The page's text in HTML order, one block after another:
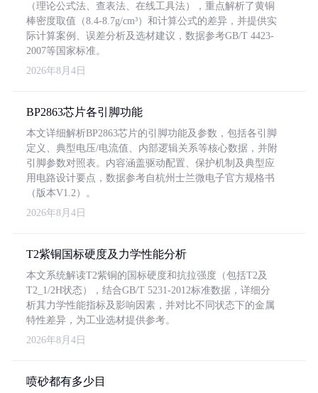
（理论公式法、查表法、在线工具法），重点解析了黄铜
棒密度取值（8.4-8.7g/cm³）和计算公式的差异，并提供实
际计算案例、误差分析及选材建议，数据参考GB/T 4423-
2007等国家标准。
2026年8月4日
BP2863芯片各引脚功能
本文详细解析BP2863芯片的引脚功能及参数，包括各引脚
定义、典型电压/电流值、内部逻辑关系等核心数据，并附
引脚参数对照表。内容涵盖驱动配置、保护机制及典型应
用电路设计要点，数据参考自杭州士兰微电子官方规格书
（版本V1.2）。
2026年8月4日
T2紫铜国标硬度及力学性能分析
本文系统解读T2紫铜的国标硬度和抗拉强度（包括T2及
T2_1/2H状态），结合GB/T 5231-2012标准数据，详细分
析其力学性能指标及影响因素，并对比不同状态下的金属
特性差异，为工业选材提供参考。
2026年8月4日
喷砂都有多少目